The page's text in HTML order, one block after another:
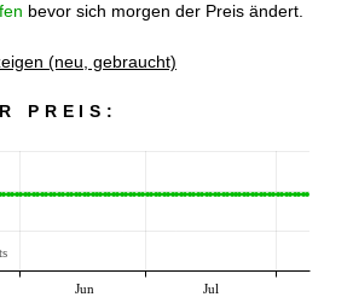
bevor sich morgen der Preis ändert.
(neu, gebraucht)
PREIS:
Jun Jul